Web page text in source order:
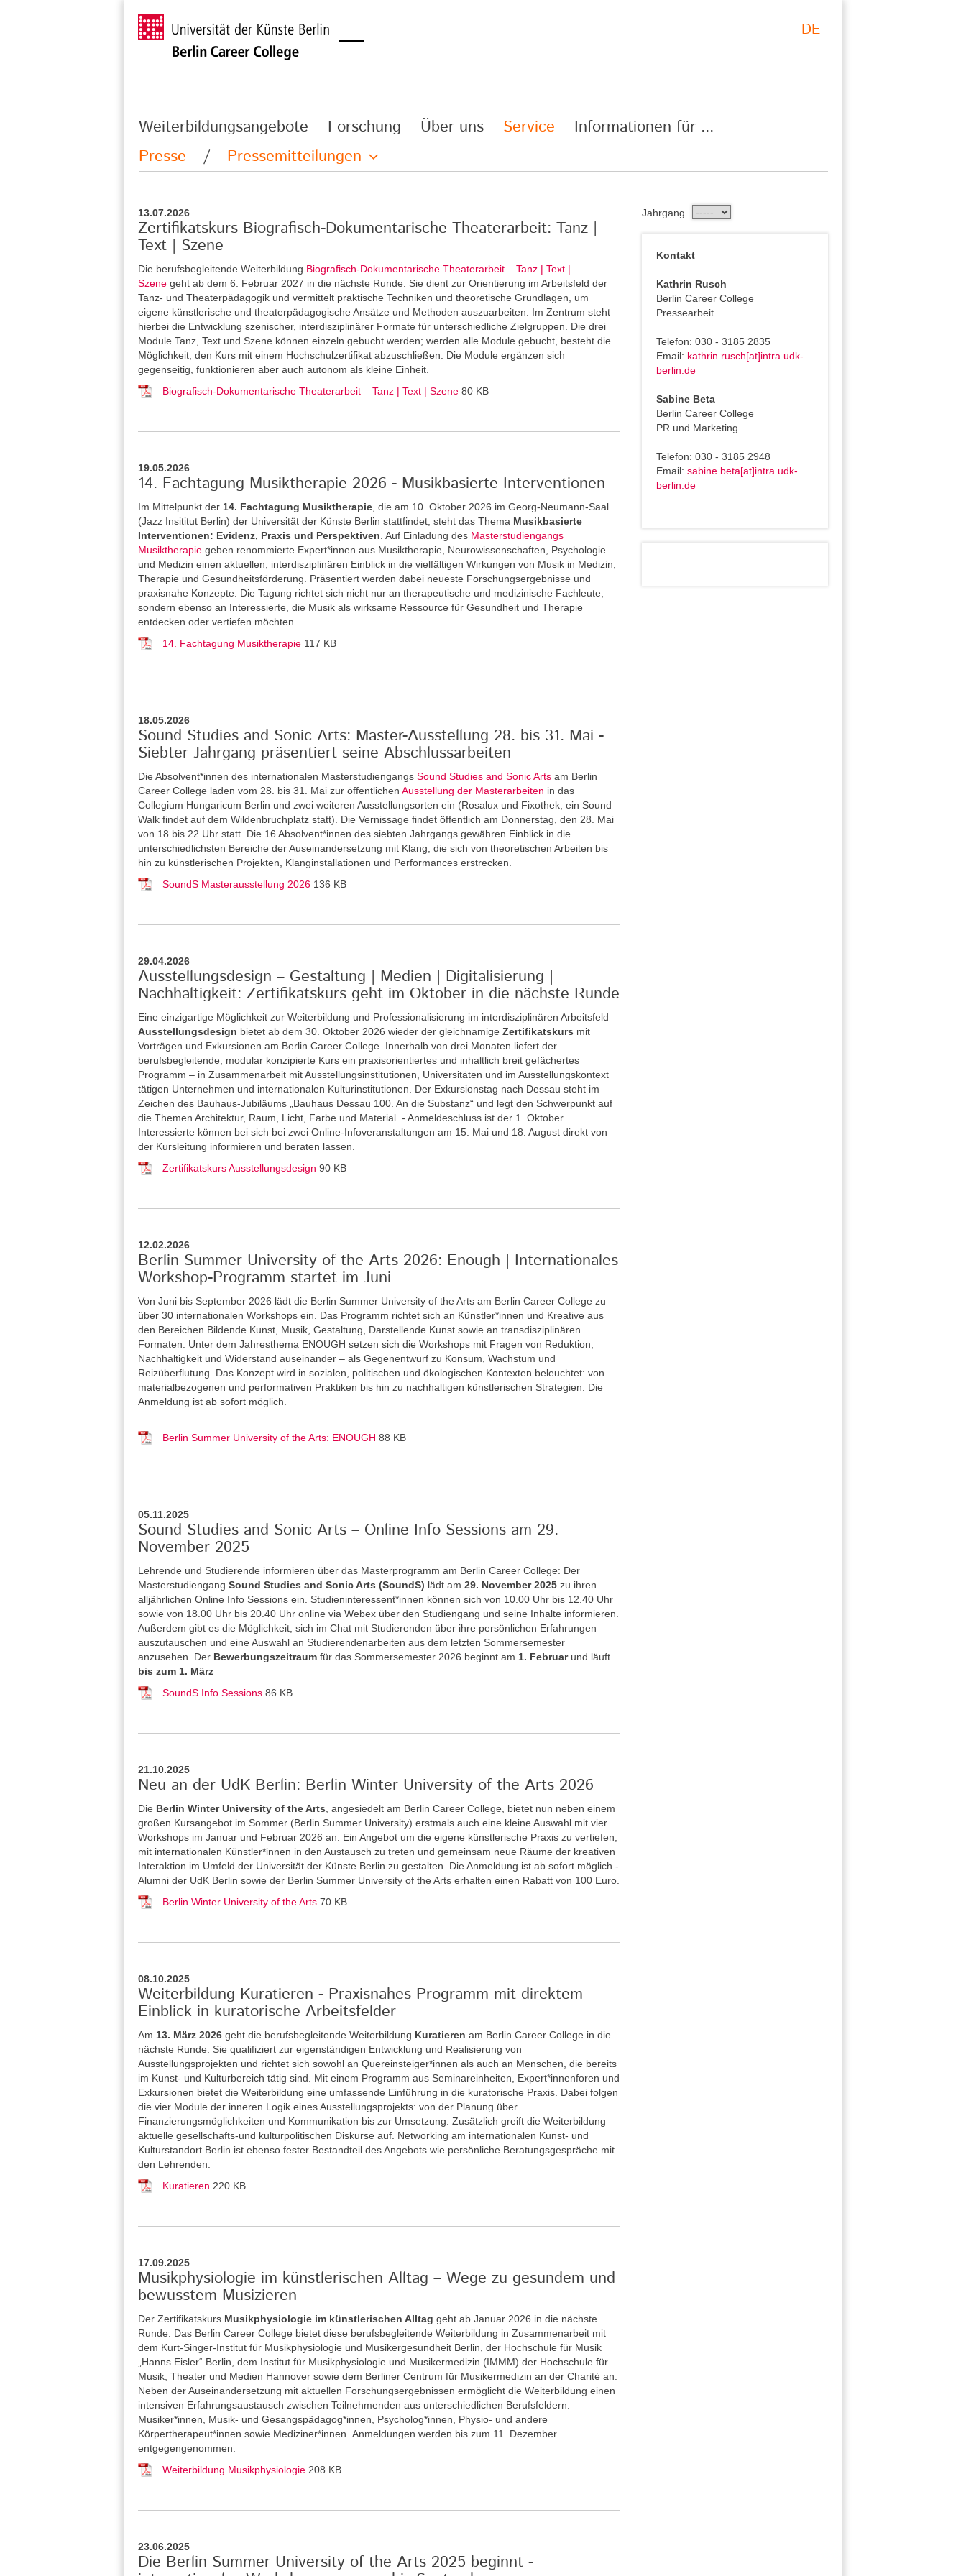
DE
Weiterbildungsangebote Forschung Über uns Service
Informationen für ...
Presse
/ Pressemitteilungen
13.07.2026
Zertifikatskurs Biografisch-Dokumentarische Theaterarbeit: Tanz |
Text | Szene
Die berufsbegleitende Weiterbildung Biografisch-Dokumentarische Theaterarbeit – Tanz | Text |
Szene geht ab dem 6. Februar 2027 in die nächste Runde. Sie dient zur Orientierung im Arbeitsfeld der
Tanz- und Theaterpädagogik und vermittelt praktische Techniken und theoretische Grundlagen, um
eigene künstlerische und theaterpädagogische Ansätze und Methoden auszuarbeiten. Im Zentrum steht
hierbei die Entwicklung szenischer, interdisziplinärer Formate für unterschiedliche Zielgruppen. Die drei
Module Tanz, Text und Szene können einzeln gebucht werden; werden alle Module gebucht, besteht die
Möglichkeit, den Kurs mit einem Hochschulzertifikat abzuschließen. Die Module ergänzen sich
gegenseitig, funktionieren aber auch autonom als kleine Einheit.
Biografisch-Dokumentarische Theaterarbeit – Tanz | Text | Szene 80 KB
19.05.2026
14. Fachtagung Musiktherapie 2026 - Musikbasierte Interventionen
Im Mittelpunkt der 14. Fachtagung Musiktherapie , die am 10. Oktober 2026 im Georg-Neumann-Saal
(Jazz Insititut Berlin) der Universität der Künste Berlin stattfindet, steht das Thema Musikbasierte
Interventionen: Evidenz, Praxis und Perspektiven . Auf Einladung des Masterstudiengangs
Musiktherapie geben renommierte Expert*innen aus Musiktherapie, Neurowissenschaften, Psychologie
und Medizin einen aktuellen, interdisziplinären Einblick in die vielfältigen Wirkungen von Musik in Medizin,
Therapie und Gesundheitsförderung. Präsentiert werden dabei neueste Forschungsergebnisse und
praxisnahe Konzepte. Die Tagung richtet sich nicht nur an therapeutische und medizinische Fachleute,
sondern ebenso an Interessierte, die Musik als wirksame Ressource für Gesundheit und Therapie
entdecken oder vertiefen möchten
14. Fachtagung Musiktherapie 117 KB
18.05.2026
Sound Studies and Sonic Arts: Master-Ausstellung 28. bis 31. Mai -
Siebter Jahrgang präsentiert seine Abschlussarbeiten
Die Absolvent*innen des internationalen Masterstudiengangs Sound Studies and Sonic Arts am Berlin
Career College laden vom 28. bis 31. Mai zur öffentlichen Ausstellung der Masterarbeiten in das
Collegium Hungaricum Berlin und zwei weiteren Ausstellungsorten ein (Rosalux und Fixothek, ein Sound
Walk findet auf dem Wildenbruchplatz statt). Die Vernissage findet öffentlich am Donnerstag, den 28. Mai
von 18 bis 22 Uhr statt. Die 16 Absolvent*innen des siebten Jahrgangs gewähren Einblick in die
unterschiedlichsten Bereiche der Auseinandersetzung mit Klang, die sich von theoretischen Arbeiten bis
hin zu künstlerischen Projekten, Klanginstallationen und Performances erstrecken.
SoundS Masterausstellung 2026 136 KB
29.04.2026
Ausstellungsdesign – Gestaltung | Medien | Digitalisierung |
Nachhaltigkeit: Zertifikatskurs geht im Oktober in die nächste Runde
Eine einzigartige Möglichkeit zur Weiterbildung und Professionalisierung im interdisziplinären Arbeitsfeld
Ausstellungsdesign bietet ab dem 30. Oktober 2026 wieder der gleichnamige Zertifikatskurs mit
Vorträgen und Exkursionen am Berlin Career College. Innerhalb von drei Monaten liefert der
berufsbegleitende, modular konzipierte Kurs ein praxisorientiertes und inhaltlich breit gefächertes
Programm – in Zusammenarbeit mit Ausstellungsinstitutionen, Universitäten und im Ausstellungskontext
tätigen Unternehmen und internationalen Kulturinstitutionen. Der Exkursionstag nach Dessau steht im
Zeichen des Bauhaus-Jubiläums „Bauhaus Dessau 100. An die Substanz“ und legt den Schwerpunkt auf
die Themen Architektur, Raum, Licht, Farbe und Material. - Anmeldeschluss ist der 1. Oktober.
Interessierte können bei sich bei zwei Online-Infoveranstaltungen am 15. Mai und 18. August direkt von
der Kursleitung informieren und beraten lassen.
Zertifikatskurs Ausstellungsdesign 90 KB
12.02.2026
Berlin Summer University of the Arts 2026: Enough | Internationales
Workshop-Programm startet im Juni
Von Juni bis September 2026 lädt die Berlin Summer University of the Arts am Berlin Career College zu
über 30 internationalen Workshops ein. Das Programm richtet sich an Künstler*innen und Kreative aus
den Bereichen Bildende Kunst, Musik, Gestaltung, Darstellende Kunst sowie an transdisziplinären
Formaten. Unter dem Jahresthema ENOUGH setzen sich die Workshops mit Fragen von Reduktion,
Nachhaltigkeit und Widerstand auseinander – als Gegenentwurf zu Konsum, Wachstum und
Reizüberflutung. Das Konzept wird in sozialen, politischen und ökologischen Kontexten beleuchtet: von
materialbezogenen und performativen Praktiken bis hin zu nachhaltigen künstlerischen Strategien. Die
Anmeldung ist ab sofort möglich.
Berlin Summer University of the Arts: ENOUGH 88 KB
05.11.2025
Sound Studies and Sonic Arts – Online Info Sessions am 29.
November 2025
Lehrende und Studierende informieren über das Masterprogramm am Berlin Career College: Der
Masterstudiengang Sound Studies and Sonic Arts (SoundS) lädt am 29. November 2025 zu ihren
alljährlichen Online Info Sessions ein. Studieninteressent*innen können sich von 10.00 Uhr bis 12.40 Uhr
sowie von 18.00 Uhr bis 20.40 Uhr online via Webex über den Studiengang und seine Inhalte informieren.
Außerdem gibt es die Möglichkeit, sich im Chat mit Studierenden über ihre persönlichen Erfahrungen
auszutauschen und eine Auswahl an Studierendenarbeiten aus dem letzten Sommersemester
anzusehen. Der Bewerbungszeitraum für das Sommersemester 2026 beginnt am 1. Februar und läuft
bis zum 1. März
SoundS Info Sessions 86 KB
21.10.2025
Neu an der UdK Berlin: Berlin Winter University of the Arts 2026
Die Berlin Winter University of the Arts , angesiedelt am Berlin Career College, bietet nun neben einem
großen Kursangebot im Sommer (Berlin Summer University) erstmals auch eine kleine Auswahl mit vier
Workshops im Januar und Februar 2026 an. Ein Angebot um die eigene künstlerische Praxis zu vertiefen,
mit internationalen Künstler*innen in den Austausch zu treten und gemeinsam neue Räume der kreativen
Interaktion im Umfeld der Universität der Künste Berlin zu gestalten. Die Anmeldung ist ab sofort möglich -
Alumni der UdK Berlin sowie der Berlin Summer University of the Arts erhalten einen Rabatt von 100 Euro.
Berlin Winter University of the Arts 70 KB
08.10.2025
Weiterbildung Kuratieren - Praxisnahes Programm mit direktem
Einblick in kuratorische Arbeitsfelder
Am 13. März 2026 geht die berufsbegleitende Weiterbildung Kuratieren am Berlin Career College in die
nächste Runde. Sie qualifiziert zur eigenständigen Entwicklung und Realisierung von
Ausstellungsprojekten und richtet sich sowohl an Quereinsteiger*innen als auch an Menschen, die bereits
im Kunst- und Kulturbereich tätig sind. Mit einem Programm aus Seminareinheiten, Expert*innenforen und
Exkursionen bietet die Weiterbildung eine umfassende Einführung in die kuratorische Praxis. Dabei folgen
die vier Module der inneren Logik eines Ausstellungsprojekts: von der Planung über
Finanzierungsmöglichkeiten und Kommunikation bis zur Umsetzung. Zusätzlich greift die Weiterbildung
aktuelle gesellschafts-und kulturpolitischen Diskurse auf. Networking am internationalen Kunst- und
Kulturstandort Berlin ist ebenso fester Bestandteil des Angebots wie persönliche Beratungsgespräche mit
den Lehrenden.
Kuratieren 220 KB
17.09.2025
Musikphysiologie im künstlerischen Alltag – Wege zu gesundem und
bewusstem Musizieren
Der Zertifikatskurs Musikphysiologie im künstlerischen Alltag geht ab Januar 2026 in die nächste
Runde. Das Berlin Career College bietet diese berufsbegleitende Weiterbildung in Zusammenarbeit mit
dem Kurt-Singer-Institut für Musikphysiologie und Musikergesundheit Berlin, der Hochschule für Musik
„Hanns Eisler“ Berlin, dem Institut für Musikphysiologie und Musikermedizin (IMMM) der Hochschule für
Musik, Theater und Medien Hannover sowie dem Berliner Centrum für Musikermedizin an der Charité an.
Neben der Auseinandersetzung mit aktuellen Forschungsergebnissen ermöglicht die Weiterbildung einen
intensiven Erfahrungsaustausch zwischen Teilnehmenden aus unterschiedlichen Berufsfeldern:
Musiker*innen, Musik- und Gesangspädagog*innen, Psycholog*innen, Physio- und andere
Körpertherapeut*innen sowie Mediziner*innen. Anmeldungen werden bis zum 11. Dezember
entgegengenommen.
Weiterbildung Musikphysiologie 208 KB
23.06.2025
Die Berlin Summer University of the Arts 2025 beginnt -
Jahrgang
Kontakt
Kathrin Rusch
Berlin Career College
Pressearbeit
Telefon: 030 - 3185 2835
Email: kathrin.rusch[at]intra.udk-
berlin.de
Sabine Beta
Berlin Career College
PR und Marketing
Telefon: 030 - 3185 2948
Email:sabine.beta[at]intra.udk-
berlin.de